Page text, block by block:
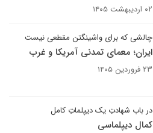
۰۲ اردیبهشت ۱۴۰۵
چالشی که برای واشینگتن مقطعی نیست
ایران؛ معمای تمدنی آمریکا و غرب
۲۳ فروردین ۱۴۰۵
در باب شهادتِ یک دیپلماتِ کامل
کمال دیپلماسی